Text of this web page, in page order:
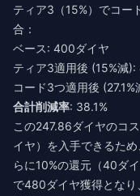
ティア3（15%）でコー
合：
ベース: 400ダイヤ
ティア3適用後 (15%減
コード3つ適用後
合計削減率: 38.1%
この247.86ダイヤのコ
イヤ）を入手できるた
らに10%の還元（40ダ
で480ダイヤ獲得となり